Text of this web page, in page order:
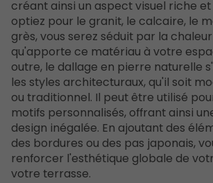
créant ainsi un aspect visuel riche et
optiez pour le granit, le calcaire, le
grès, vous serez séduit par la
qu'apporte ce matériau à votre
outre, le dallage en pierre naturelle
les styles architecturaux, qu'il soit
ou traditionnel. Il peut être utilisé
motifs personnalisés, offrant ainsi
design inégalée. En ajoutant des
des bordures ou des pas japonais,
renforcer l'esthétique globale de
votre terrasse.